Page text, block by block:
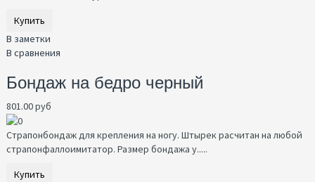
Купить
В заметки
В сравнения
Бондаж на бедро черный
801.00 руб
Страпонбондаж для крепления на ногу. Штырек расчитан на любой
страпонфаллоимитатор. Размер бондажа у.....
Купить